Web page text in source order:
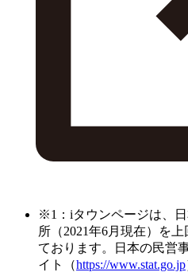
※1：iタウンページは、
所（2021年6月現在）を
ております。日本の民営
イト（https://www.stat.go.jp